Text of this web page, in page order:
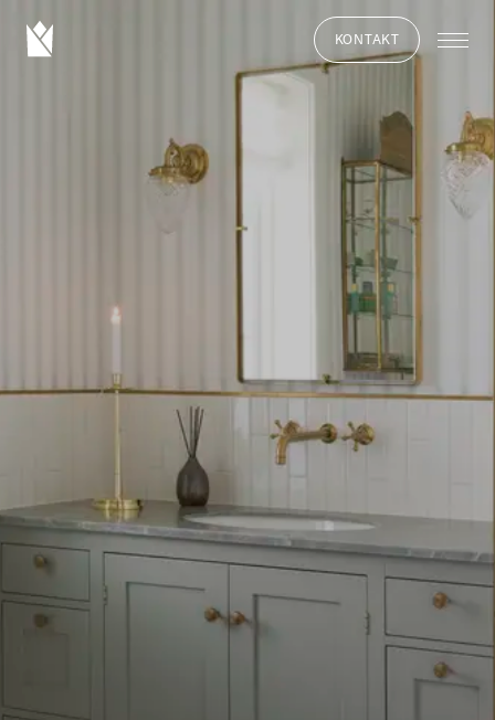
KONTAKT